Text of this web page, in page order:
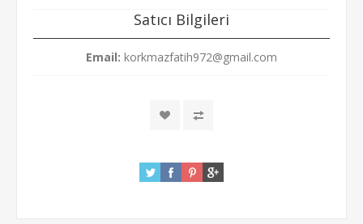
Satıcı Bilgileri
Email: korkmazfatih972@gmail.com